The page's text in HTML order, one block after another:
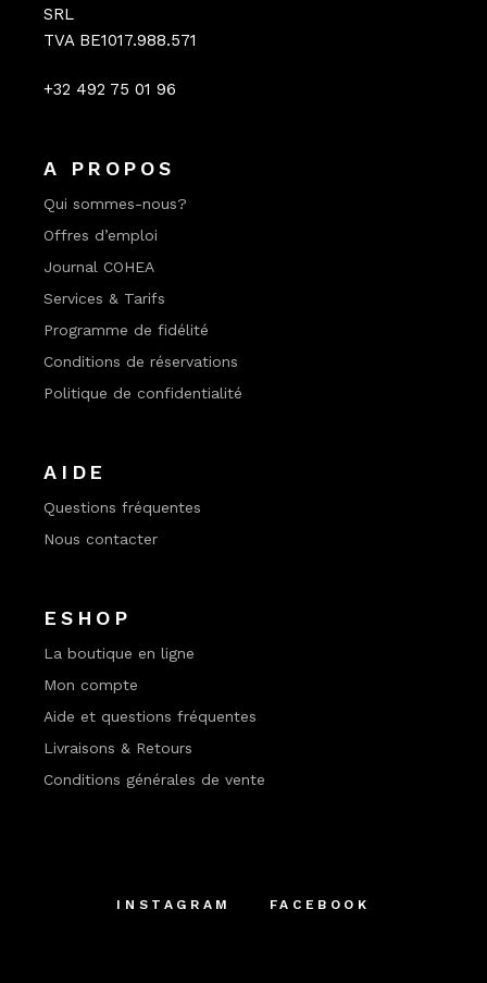
SRL
TVA BE1017.988.571
+32 492 75 01 96
A PROPOS
Qui sommes-nous?
Offres d’emploi
Journal COHEA
Services & Tarifs
Programme de fidélité
Conditions de réservations
Politique de confidentialité
AIDE
Questions fréquentes
Nous contacter
ESHOP
La boutique en ligne
Mon compte
Aide et questions fréquentes
Livraisons & Retours
Conditions générales de vente
INSTAGRAM FACEBOOK